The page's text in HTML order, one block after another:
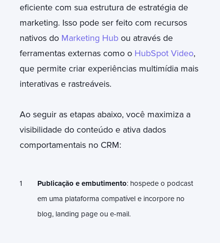
eficiente com sua estrutura de estratégia de
marketing. Isso pode ser feito com recursos
nativos do Marketing Hub ou através de
ferramentas externas como o HubSpot Video,
que permite criar experiências multimídia mais
interativas e rastreáveis.
Ao seguir as etapas abaixo, você maximiza a
visibilidade do conteúdo e ativa dados
comportamentais no CRM:
Publicação e embutimento: hospede o podcast
em uma plataforma compatível e incorpore no
blog, landing page ou e-mail.